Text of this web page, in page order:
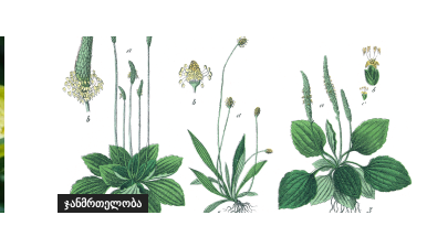
ჯანმრთელობა